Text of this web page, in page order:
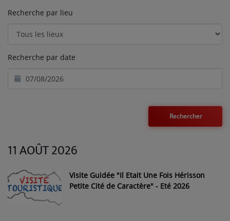
La Radio
Médias
PODCASTS
Recherche par lieu
Recherche par date
11 AOÛT 2026
Visite Guidée "Il Etait Une Fois Hérisson
Petite Cité de Caractère" - Eté 2026